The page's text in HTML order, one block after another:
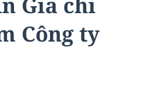
Công ty